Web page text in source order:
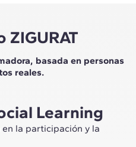
ZIGURAT
basada en personas
reales.
Learning
la participación y la